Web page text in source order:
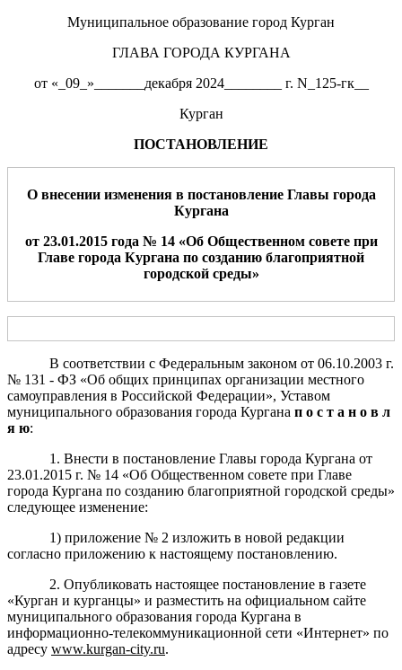
Муниципальное образование город Курган
ГЛАВА ГОРОДА КУРГАНА
от «_09_»_______декабря 2024________ г. N_125-гк__
Курган
ПОСТАНОВЛЕНИЕ
О внесении изменения в постановление Главы города
Кургана
от 23.01.2015 года № 14 «Об Общественном совете при
Главе города Кургана по созданию благоприятной
городской среды»
В соответствии с Федеральным законом от 06.10.2003 г.
№ 131 - ФЗ «Об общих принципах организации местного
самоуправления в Российской Федерации», Уставом
муниципального образования города Кургана п о с т а н о в л
я ю:
1. Внести в постановление Главы города Кургана от
23.01.2015 г. № 14 «Об Общественном совете при Главе
города Кургана по созданию благоприятной городской среды»
следующее изменение:
1) приложение № 2 изложить в новой редакции
согласно приложению к настоящему постановлению.
2. Опубликовать настоящее постановление в газете
«Курган и курганцы» и разместить на официальном сайте
муниципального образования города Кургана в
информационно-телекоммуникационной сети «Интернет» по
адресу www.kurgan-city.ru.